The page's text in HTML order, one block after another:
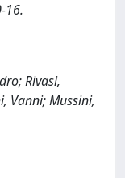
16.
Rivasi,
Vanni; Mussini,